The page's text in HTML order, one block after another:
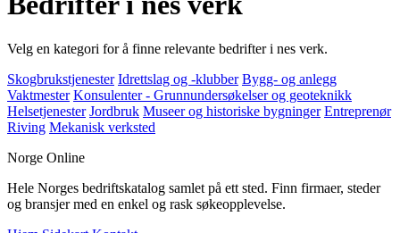
Velg en kategori for å finne relevante bedrifter i nes verk.
Skogbrukstjenester Idrettslag og -klubber Bygg- og anlegg
Vaktmester Konsulenter - Grunnundersøkelser og geoteknikk
Helsetjenester Jordbruk Museer og historiske bygninger Entreprenør
Riving Mekanisk verksted
Norge Online
Hele Norges bedriftskatalog samlet på ett sted. Finn firmaer, steder
og bransjer med en enkel og rask søkeopplevelse.